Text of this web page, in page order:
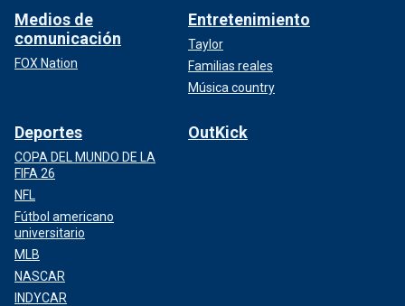
Medios de
comunicación
FOX Nation
Entretenimiento
Taylor
Familias reales
Música country
Deportes
COPA DEL MUNDO DE LA
FIFA 26
NFL
Fútbol americano
universitario
MLB
NASCAR
INDYCAR
OutKick